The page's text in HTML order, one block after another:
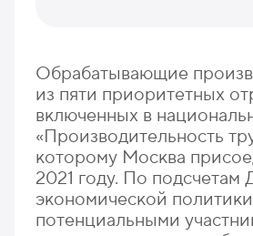
Обрабатывающие
из пяти приоритетных
включенных в
«Производительность
которому Москва
2021 году. По подсчетам
экономической
потенциальными